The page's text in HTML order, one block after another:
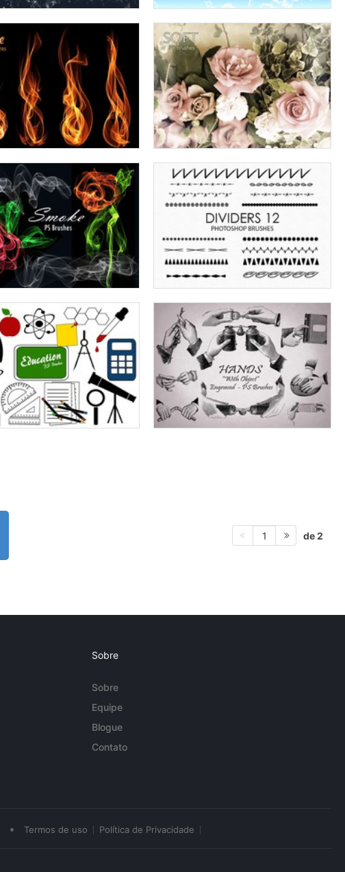
1 de 2
Sobre
Sobre
Equipe
Blogue
Contato
• Termos de uso Política de Privacidade